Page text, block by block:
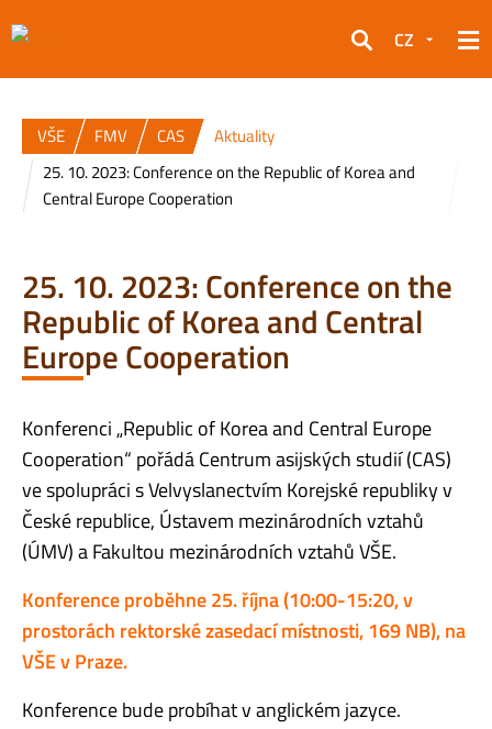
Hledat
CZ
VŠE FMV CAS
Aktuality
25. 10. 2023: Conference on the Republic of Korea and
Central Europe Cooperation
25. 10. 2023: Conference on the
Republic of Korea and Central
Europe Cooperation
Konferenci „Republic of Korea and Central Europe
Cooperation“ pořádá Centrum asijských studií (CAS)
ve spolupráci s Velvyslanectvím Korejské republiky v
České republice, Ústavem mezinárodních vztahů
(ÚMV) a Fakultou mezinárodních vztahů VŠE.
Konference proběhne 25. října (10:00-15:20, v
prostorách rektorské zasedací místnosti, 169 NB), na
VŠE v Praze.
Konference bude probíhat v anglickém jazyce.